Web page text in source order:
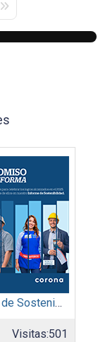
Last Page
Informe de Sostenibilidad 2025: Organización Corona
Visitas:501